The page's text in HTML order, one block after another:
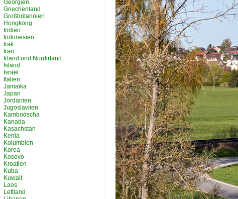
Georgien
Griechenland
Großbritannien
Hongkong
Indien
Indonesien
Irak
Iran
Irland und Nordirland
Island
Israel
Italien
Jamaika
Japan
Jordanien
Jugoslawien
Kambodscha
Kanada
Kasachstan
Kenia
Kolumbien
Korea
Kosovo
Kroatien
Kuba
Kuwait
Laos
Lettland